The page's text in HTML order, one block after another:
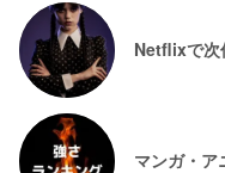
Netflixで次
マンガ・ア